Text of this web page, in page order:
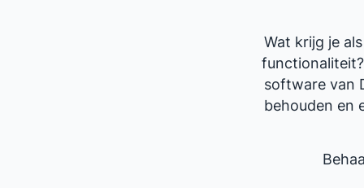
Wat krijg je
software van
behouden en